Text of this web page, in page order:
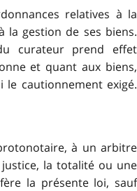
relatives à la
la gestion de ses biens.
curateur prend effet
et quant aux biens,
cautionnement exigé.
à un arbitre
la totalité ou une
la présente loi, sauf